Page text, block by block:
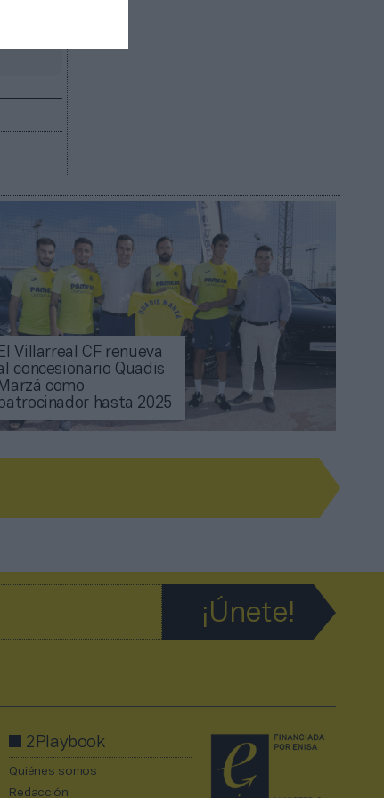
El Villarreal CF renueva
concesionario Quadis
Marzá como
hasta 2025
2Playbook
Quiénes somos
Redacción